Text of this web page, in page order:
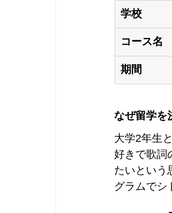
学校
コース名
期間
なぜ留学を
大学2年生
好きで歌詞
たいという
グラムでシ